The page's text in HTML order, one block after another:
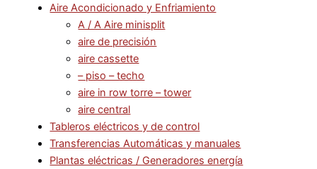
Aire Acondicionado y Enfriamiento
A / A Aire minisplit
aire de precisión
aire cassette
– piso – techo
aire in row torre – tower
aire central
Tableros eléctricos y de control
Transferencias Automáticas y manuales
Plantas eléctricas / Generadores energía